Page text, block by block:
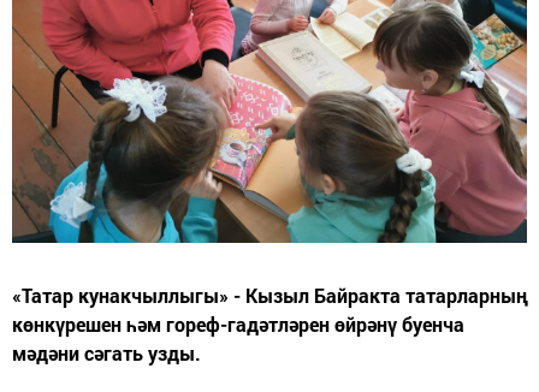
«Татар кунакчыллыгы» - Кызыл Байракта татарларның
көнкүрешен һәм гореф-гадәтләрен өйрәнү буенча
мәдәни сәгать узды.